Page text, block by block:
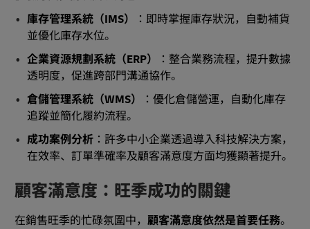
庫存管理系統（IMS）
：即時掌握庫存狀況，自動補貨
並優化庫存水位。
企業資源規劃系統（ERP）
：整合業務流程，提升數據
透明度，促進跨部門溝通協作。
倉儲管理系統（WMS）
：優化倉儲營運，自動化庫存
追蹤並簡化履約流程。
成功案例分析：許多中小企業透過導入科技解決方案，
在效率、訂單準確率及顧客滿意度方面均獲顯著提升。
顧客滿意度：旺季成功的關鍵
在銷售旺季的忙碌氛圍中， 顧客滿意度依然是首要任務。